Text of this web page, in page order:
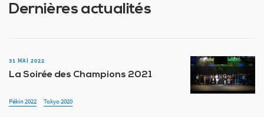
Dernières actualités
31 MAI 2022
La Soirée des Champions 2021
Pékin 2022 Tokyo 2020